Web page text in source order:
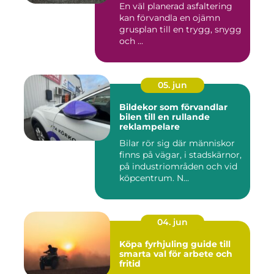
En väl planerad asfaltering
kan förvandla en ojämn
grusplan till en trygg, snygg
och ...
05. jun
Bildekor som förvandlar
bilen till en rullande
reklampelare
Bilar rör sig där människor
finns på vägar, i stadskärnor,
på industriområden och vid
köpcentrum. N...
04. jun
Köpa fyrhjuling guide till
smarta val för arbete och
fritid